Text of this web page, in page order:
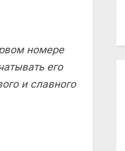
номере
его
и славного